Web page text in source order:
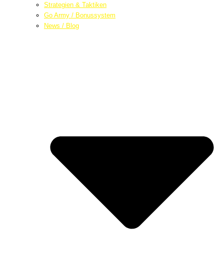
Strategien & Taktiken
Go Army / Bonussystem
News / Blog